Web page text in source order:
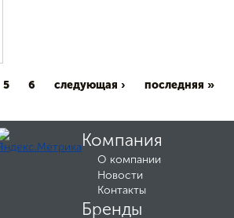
5 6 следующая › последняя »
Компания
О компании
Новости
Контакты
Бренды